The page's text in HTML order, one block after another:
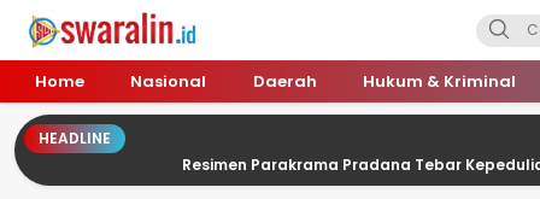
Swara Lin
Independent, Tajam & Profesional
Home Nasional Daerah Hukum & Kriminal
HEADLINE
Resimen Parakrama Pradana Tebar Kepedulian di Panti